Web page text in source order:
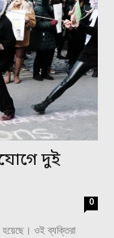
দুই
0
হয়েছে। ওই ব্যক্তিরা